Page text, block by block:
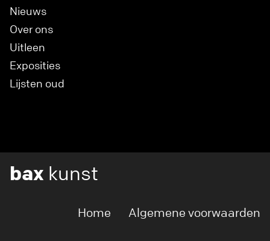
Nieuws
Over ons
Uitleen
Exposities
Lijsten oud
bax kunst
Home Algemene voorwaarden